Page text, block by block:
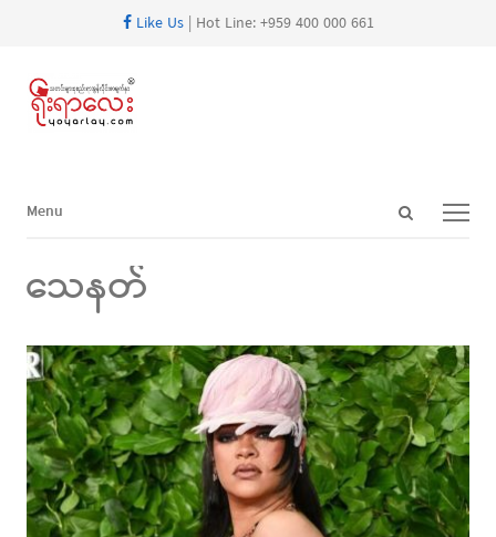
Like Us| Hot Line: +959 400 000 661
Open
Menu
Menu
သေနတ်